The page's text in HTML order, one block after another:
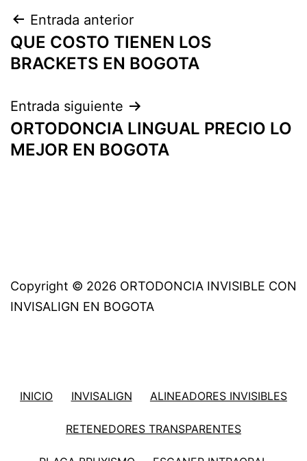
Navegación
de
Entrada anterior
QUE COSTO TIENEN LOS
BRACKETS EN BOGOTA
Entrada siguiente
ORTODONCIA LINGUAL PRECIO LO
MEJOR EN BOGOTA
Copyright © 2026 ORTODONCIA INVISIBLE CON
INVISALIGN EN BOGOTA
INICIO INVISALIGN ALINEADORES INVISIBLES
RETENEDORES TRANSPARENTES